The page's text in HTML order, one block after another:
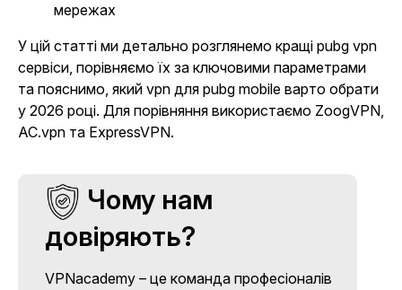
мережах
У цій статті ми детально розглянемо кращі pubg vpn
сервіси, порівняємо їх за ключовими параметрами
та пояснимо, який vpn для pubg mobile варто обрати
у 2026 році. Для порівняння використаємо ZoogVPN,
AC.vpn та ExpressVPN.
Чому нам
довіряють?
VPNacademy – це команда професіоналів